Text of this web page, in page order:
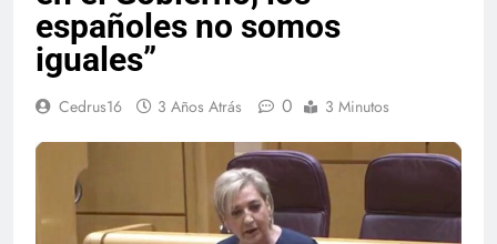
españoles no somos
iguales”
Cedrus16 3 Años Atrás 0 3 Minutos